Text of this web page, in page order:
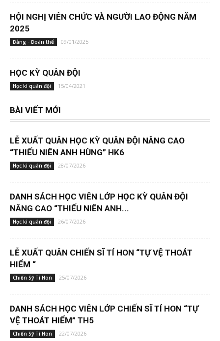
HỘI NGHỊ VIÊN CHỨC VÀ NGƯỜI LAO ĐỘNG NĂM
2025
Đảng - Đoàn thể 09/01/2025
HỌC KỲ QUÂN ĐỘI
Học kì quân đội 15/04/2021
BÀI VIẾT MỚI
LỄ XUẤT QUÂN HỌC KỲ QUÂN ĐỘI NÂNG CAO
“THIẾU NIÊN ANH HÙNG” HK6
Học kì quân đội 28/07/2026
DANH SÁCH HỌC VIÊN LỚP HỌC KỲ QUÂN ĐỘI
NÂNG CAO “THIẾU NIÊN ANH...
Học kì quân đội 26/07/2026
LỄ XUẤT QUÂN CHIẾN SĨ TÍ HON “TỰ VỆ THOÁT
HIỂM “
Chiến Sỹ Tí Hon 25/07/2026
DANH SÁCH HỌC VIÊN LỚP CHIẾN SĨ TÍ HON “TỰ
VỆ THOÁT HIỂM” TH5
Chiến Sỹ Tí Hon 22/07/2026